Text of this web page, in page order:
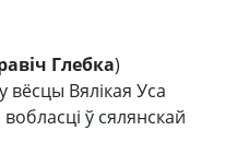
Глебка)
вёсцы Вялікая Уса
ў сялянскай